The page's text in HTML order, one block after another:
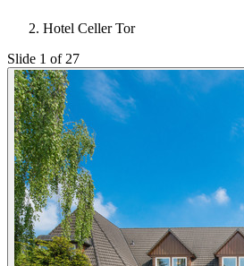
Hotel Celler Tor
Slide 1 of 27